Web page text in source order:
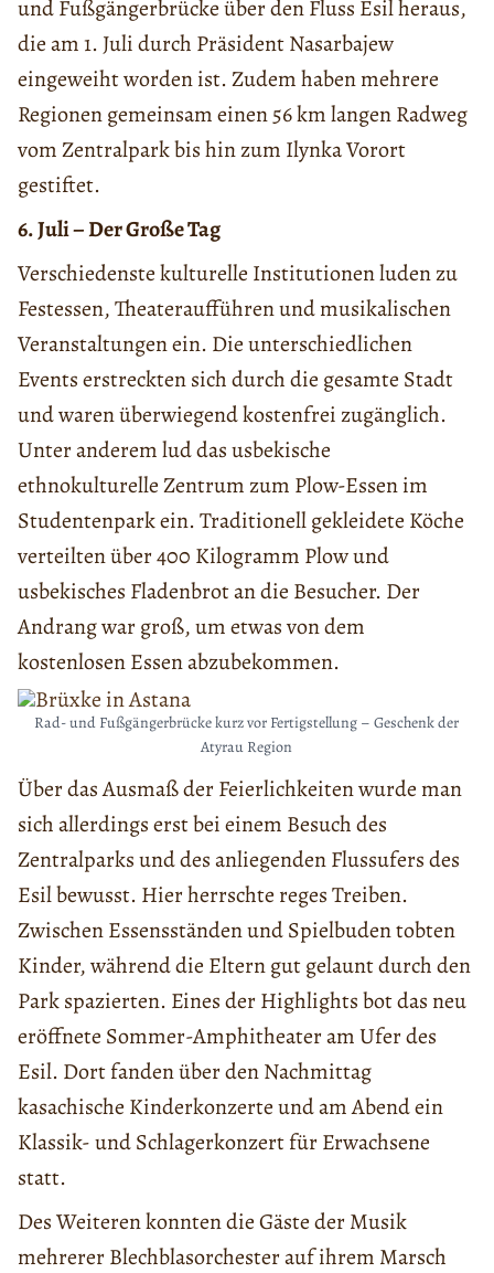
und Fußgängerbrücke über den Fluss Esil heraus,
die am 1. Juli durch Präsident Nasarbajew
eingeweiht worden ist. Zudem haben mehrere
Regionen gemeinsam einen 56 km langen Radweg
vom Zentralpark bis hin zum Ilynka Vorort
gestiftet.
6. Juli – Der Große Tag
Verschiedenste kulturelle Institutionen luden zu
Festessen, Theateraufführen und musikalischen
Veranstaltungen ein. Die unterschiedlichen
Events erstreckten sich durch die gesamte Stadt
und waren überwiegend kostenfrei zugänglich.
Unter anderem lud das usbekische
ethnokulturelle Zentrum zum Plow-Essen im
Studentenpark ein. Traditionell gekleidete Köche
verteilten über 400 Kilogramm Plow und
usbekisches Fladenbrot an die Besucher. Der
Andrang war groß, um etwas von dem
kostenlosen Essen abzubekommen.
Rad- und Fußgängerbrücke kurz vor Fertigstellung – Geschenk der
Atyrau Region
Über das Ausmaß der Feierlichkeiten wurde man
sich allerdings erst bei einem Besuch des
Zentralparks und des anliegenden Flussufers des
Esil bewusst. Hier herrschte reges Treiben.
Zwischen Essensständen und Spielbuden tobten
Kinder, während die Eltern gut gelaunt durch den
Park spazierten. Eines der Highlights bot das neu
eröffnete Sommer-Amphitheater am Ufer des
Esil. Dort fanden über den Nachmittag
kasachische Kinderkonzerte und am Abend ein
Klassik- und Schlagerkonzert für Erwachsene
statt.
Des Weiteren konnten die Gäste der Musik
mehrerer Blechblasorchester auf ihrem Marsch